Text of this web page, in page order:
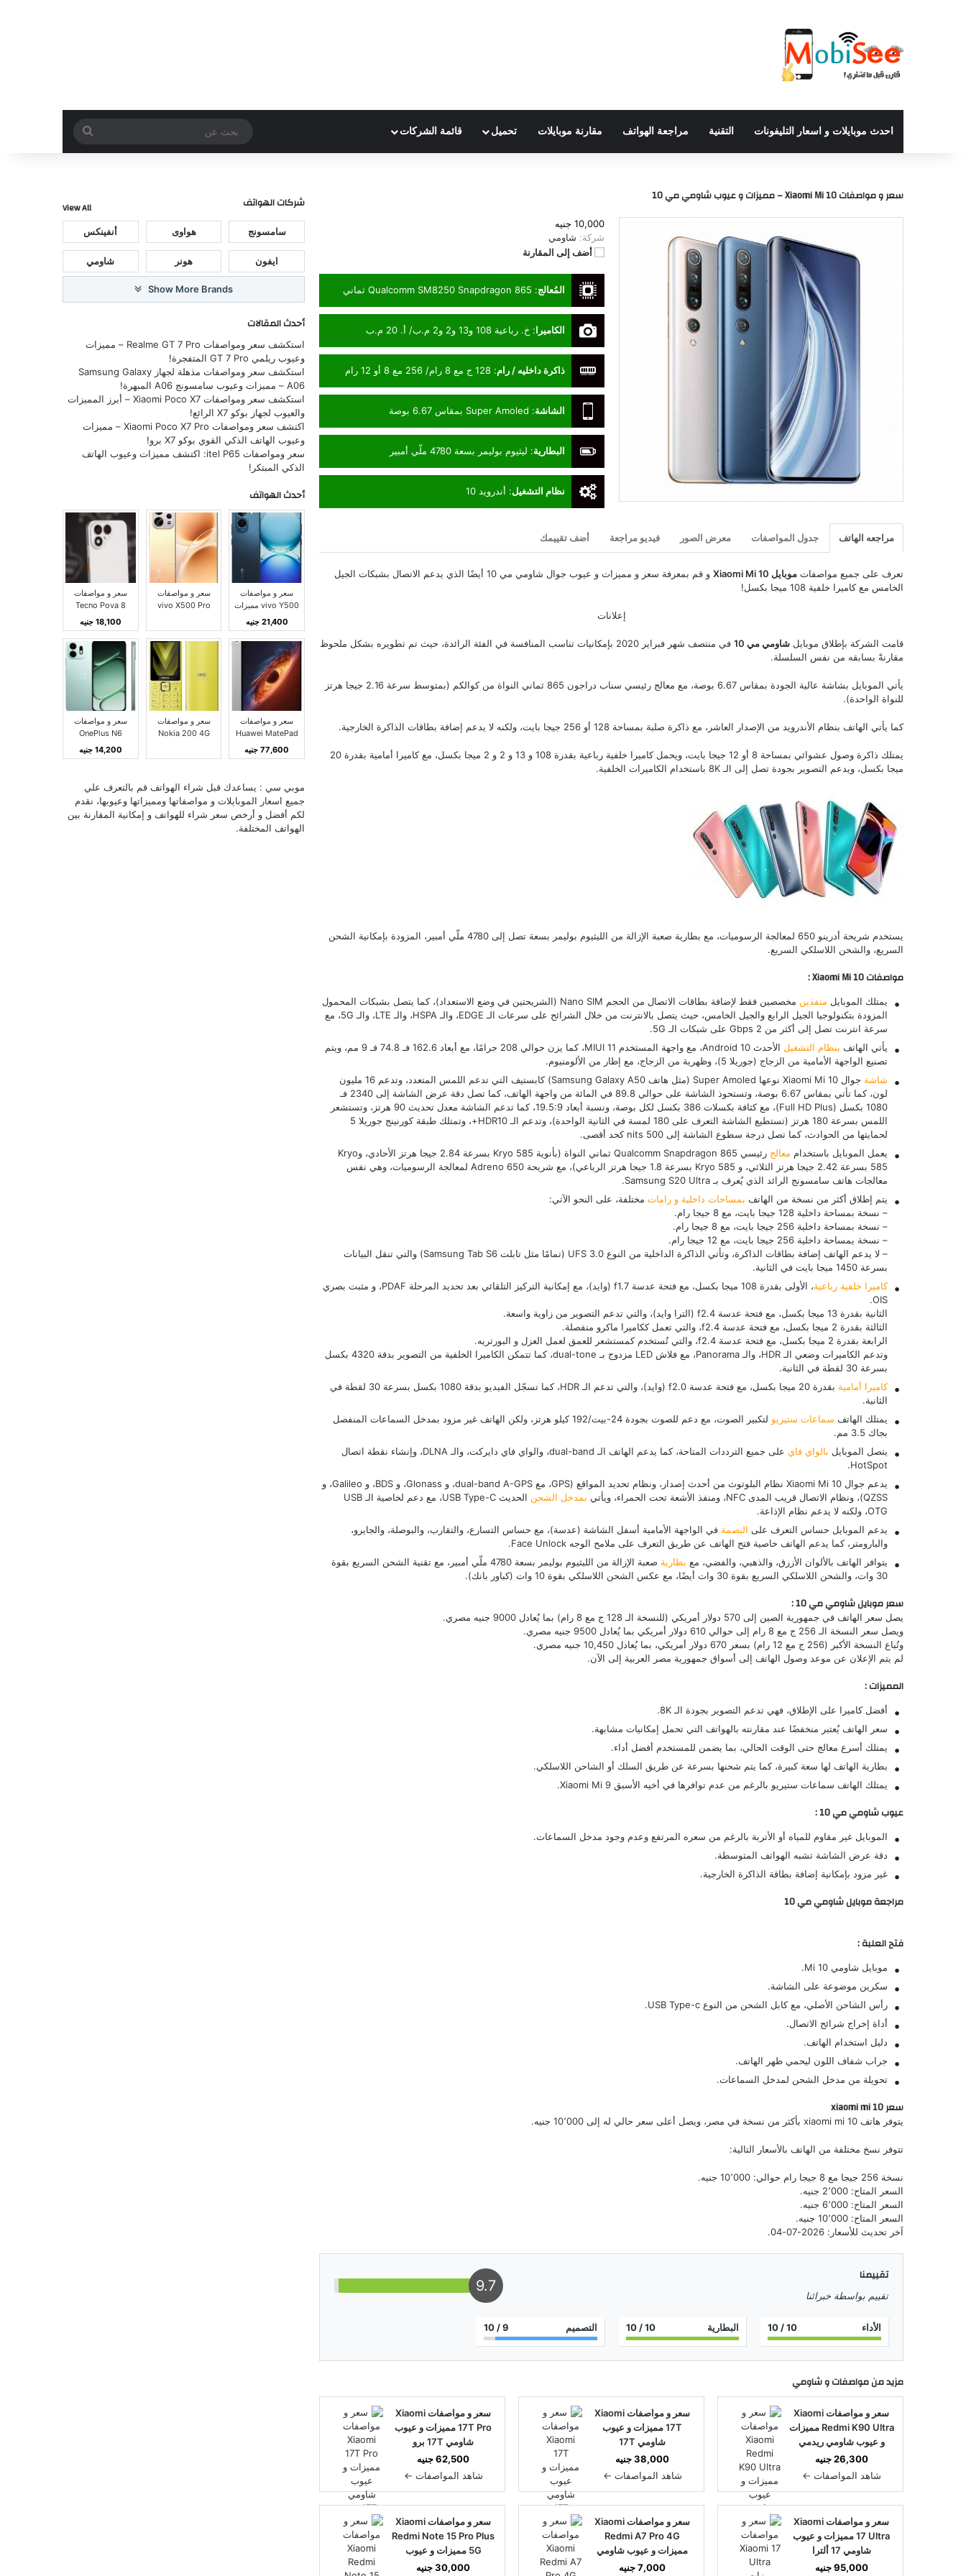
احدث موبايلات و اسعار التليفونات التقنية مراجعة الهواتف مقارنة موبايلات تحميل قائمة الشركات
بحث
عن
سعر و مواصفات Xiaomi Mi 10 – مميزات و عيوب شاومي مي 10
10,000 جنيه
شركة: شاومي
أضف إلى المقارنة
المُعالج:
Qualcomm SM8250 Snapdragon 865 ثماني
الكاميرا: خ. رباعية 108 و13 و2 و2 م.ب/ أ. 20 م.ب
ذاكرة داخليه / رام:128 ج مع 8 رام/ 256 مع 8 أو 12 رام
الشاشة: Super Amoled بمقاس 6.67 بوصة
البطارية: ليثيوم بوليمر بسعة 4780 ملّي أمبير
نظام التشغيل: أندرويد 10
مراجعه الهاتف جدول المواصفات معرض الصور فيديو مراجعة أضف تقييمك
تعرف على جميع مواصفات موبايل Xiaomi Mi 10
و قم بمعرفة سعر و مميزات و عيوب جوال شاومي مي 10 أيضًا الذي يدعم الاتصال بشبكات الجيل
الخامس مع كاميرا خلفية 108 ميجا بكسل!
إعلانات
قامت الشركة بإطلاق موبايل شاومي مي 10
في منتصف شهر فبراير 2020 بإمكانيات تناسب المنافسة في الفئة الرائدة، حيث تم تطويره بشكل ملحوظ
مقارنةً بسابقه من نفس السلسلة.
يأتي الموبايل بشاشة عالية الجودة بمقاس 6.67 بوصة، مع معالج رئيسي سناب دراجون 865 ثماني النواة من كوالكم (بمتوسط سرعة 2.16 جيجا هرتز
للنواة الواحدة).
كما يأتي الهاتف بنظام الأندرويد من الإصدار العاشر، مع ذاكرة صلبة بمساحة 128 أو 256 جيجا بايت، ولكنه لا يدعم إضافة بطاقات الذاكرة الخارجية.
يمتلك ذاكرة وصول عشوائي بمساحة 8 أو 12 جيجا بايت، ويحمل كاميرا خلفية رباعية بقدرة 108 و 13 و 2 و 2 ميجا بكسل، مع كاميرا أمامية بقدرة 20
ميجا بكسل، ويدعم التصوير بجودة تصل إلى الـ 8K باستخدام الكاميرات الخلفية.
يستخدم شريحة أدرينو 650 لمعالجة الرسوميات، مع بطارية صعبة الإزالة من الليثيوم بوليمر بسعة تصل إلى 4780 ملّي أمبير، المزودة بإمكانية الشحن
السريع، والشحن اللاسلكي السريع.
مواصفات Xiaomi Mi 10 :
يمتلك الموبايل منفذين
مخصصين فقط لإضافة بطاقات الاتصال من الحجم Nano SIM (الشريحتين في وضع الاستعداد)، كما يتصل بشبكات المحمول
المزودة بتكنولوجيا الجيل الرابع والجيل الخامس، حيث يتصل بالانترنت من خلال الشرائح على سرعات الـ EDGE، والـ HSPA، والـ LTE، والـ 5G، مع
سرعة انترنت تصل إلى أكثر من 2 Gbps على شبكات الـ 5G.
يأتي الهاتف بنظام التشغيل
الأحدث Android 10، مع واجهة المستخدم MIUI 11، كما يزن حوالي 208 جرامًا، مع أبعاد 162.6 فـ 74.8 فـ 9 مم، ويتم
تصنيع الواجهة الأمامية من الزجاج (جوريلا 5)، وظهرية من الزجاج، مع إطار من الألومنيوم.
شاشة جوال Xiaomi Mi 10 نوعها Super Amoled (مثل هاتف Samsung Galaxy A50
) كابستيف التي تدعم اللمس المتعدد، وتدعم 16 مليون
لون، كما تأتي بمقاس 6.67 بوصة، وتستحوذ الشاشة على حوالي 89.8 في المائة من واجهة الهاتف، كما تصل دقة عرض الشاشة إلى 2340 فـ
1080 بكسل (Full HD Plus)، مع كثافة بكسلات 386 بكسل لكل بوصة، ونسبة أبعاد 19.5:9، كما تدعم الشاشة معدل تحديث 90 هرتز، وتستشعر
اللمس بسرعة 180 هرتز (تستطيع الشاشة التعرف على 180 لمسة في الثانية الواحدة)، وتدعم الـ HDR10+، وتمتلك طبقة كورنينج جوريلا 5
لحمايتها من الحوادث، كما تصل درجة سطوع الشاشة إلى 500 nits كحد أقصى.
يعمل الموبايل باستخدام معالج
رئيسي Qualcomm Snapdragon 865 ثماني النواة (بأنوية Kryo 585 بسرعة 2.84 جيجا هرتز الأحادي، وKryo
585 بسرعة 2.42 جيجا هرتز الثلاثي، و Kryo 585 بسرعة 1.8 جيجا هرتز الرباعي)، مع شريحة Adreno 650 لمعالجة الرسوميات، وهي نفس
معالجات هاتف سامسونج الرائد الذي يُعرف بـSamsung S20 Ultra
.
يتم إطلاق أكثر من نسخة من الهاتف بمساحات داخلية و رامات مختلفة، على النحو الآتي:
– نسخة بمساحة داخلية 128 جيجا بايت، مع 8 جيجا رام.
– نسخة بمساحة داخلية 256 جيجا بايت، مع 8 جيجا رام.
– نسخة بمساحة داخلية 256 جيجا بايت، مع 12 جيجا رام.
– لا يدعم الهاتف إضافة بطاقات الذاكرة، وتأتي الذاكرة الداخلية من النوع UFS 3.0 (تمامًا مثل تابلت
Samsung Tab S6) والتي تنقل البيانات
بسرعة 1450 ميجا بايت في الثانية.
كاميرا خلفية رباعية
، الأولى بقدرة 108 ميجا بكسل، مع فتحة عدسة f1.7 (وايد)، مع إمكانية التركيز التلقائي بعد تحديد المرحلة PDAF، و مثبت بصري
OIS.
الثانية بقدرة 13 ميجا بكسل، مع فتحة عدسة f2.4 (الترا وايد)، والتي تدعم التصوير من زاوية واسعة.
الثالثة بقدرة 2 ميجا بكسل، مع فتحة عدسة f2.4، والتي تعمل ككاميرا ماكرو منفصلة.
الرابعة بقدرة 2 ميجا بكسل، مع فتحة عدسة f2.4، والتي تُستخدم كمستشعر للعمق لعمل العزل و البورتريه.
وتدعم الكاميرات وضعي الـ HDR، والـ Panorama، مع فلاش LED مزدوج بـ dual-tone، كما تتمكن الكاميرا الخلفية من التصوير بدقة 4320 بكسل
بسرعة 30 لقطة في الثانية.
كاميرا أمامية
بقدرة 20 ميجا بكسل، مع فتحة عدسة f2.0 (وايد)، والتي تدعم الـ HDR، كما تسجّل الفيديو بدقة 1080 بكسل بسرعة 30 لقطة في
الثانية.
يمتلك الهاتف سماعات ستيريو
لتكبير الصوت، مع دعم للصوت بجودة 24-بيت/192 كيلو هرتز، ولكن الهاتف غير مزود بمدخل السماعات المنفصل
بجاك 3.5 مم.
يتصل الموبايل بالواي فاي
على جميع الترددات المتاحة، كما يدعم الهاتف الـ dual-band، والواي فاي دايركت، والـ DLNA، وإنشاء نقطة اتصال
HotSpot.
يدعم جوال Xiaomi Mi 10 نظام البلوتوث من أحدث إصدار، ونظام تحديد المواقع (GPS، مع dual-band A-GPS، و Glonass، و BDS، و Galileo، و
QZSS)، ونظام الاتصال قريب المدى NFC، ومنفذ الأشعة تحت الحمراء، ويأتي
بمدخل الشحن
الحديث USB Type-C، مع دعم لخاصية الـ USB
OTG، ولكنه لا يدعم نظام الإذاعة.
يدعم الموبايل حساس التعرف على البصمة في الواجهة الأمامية أسفل الشاشة (عدسة)، مع حساس التسارع، والتقارب، والبوصلة، والجايرو،
والبارومتر، كما يدعم الهاتف خاصية فتح الهاتف عن طريق التعرف على ملامح الوجه Face Unlock.
يتوافر الهاتف بالألوان الأزرق، والذهبي، والفضي، مع بطارية
صعبة الإزالة من الليثيوم بوليمر بسعة 4780 ملّي أمبير، مع تقنية الشحن السريع بقوة
30 وات، والشحن اللاسلكي السريع بقوة 30 وات أيضًا، مع عكس الشحن اللاسلكي بقوة 10 وات (كباور بانك).
سعر موبايل شاومي مي 10 :
يصل سعر الهاتف في جمهورية الصين إلى 570 دولار أمريكي (للنسخة الـ 128 ج مع 8 رام) بما يُعادل 9000 جنيه مصري.
ويصل سعر النسخة الـ 256 ج مع 8 رام إلى حوالي 610 دولار أمريكي بما يُعادل 9500 جنيه مصري.
وتُباع النسخة الأكبر (256 ج مع 12 رام) بسعر 670 دولار أمريكي، بما يُعادل 10,450 جنيه مصري.
لم يتم الإعلان عن موعد وصول الهاتف إلى أسواق جمهورية مصر العربية إلى الآن.
المميزات :
أفضل كاميرا على الإطلاق، فهي تدعم التصوير بجودة الـ 8K.
سعر الهاتف يُعتبر منخفضًا عند مقارنته بالهواتف التي تحمل إمكانيات مشابهة.
يمتلك أسرع معالج حتى الوقت الحالي، بما يضمن للمستخدم أفضل أداء.
بطارية الهاتف لها سعة كبيرة، كما يتم شحنها بسرعة عن طريق السلك أو الشاحن اللاسلكي.
يمتلك الهاتف سماعات ستيريو بالرغم من عدم توافرها في أخيه الأسبق Xiaomi Mi 9
.
عيوب شاومي مي 10 :
الموبايل غير مقاوم للمياه أو الأتربة بالرغم من سعره المرتفع وعدم وجود مدخل السماعات.
دقة عرض الشاشة تشبه الهواتف المتوسطة.
غير مزود بإمكانية إضافة بطاقة الذاكرة الخارجية.
مراجعة موبايل شاومي مي 10
فتح العلبة :
موبايل شاومي Mi 10.
سكرين موضوعة على الشاشة.
رأس الشاحن الأصلي، مع كابل الشحن من النوع USB Type-c.
أداة إخراج شرائح الاتصال.
دليل استخدام الهاتف.
جراب شفاف اللون ليحمي ظهر الهاتف.
تحويلة من مدخل الشحن لمدخل السماعات.
سعر xiaomi mi 10
يتوفر هاتف xiaomi mi 10 بأكثر من نسخة في مصر، ويصل أعلى سعر حالي له إلى 10٬000 جنيه.
تتوفر نسخ مختلفة من الهاتف بالأسعار التالية:
نسخة 256 جيجا مع 8 جيجا رام حوالي: 10٬000 جنيه.
السعر المتاح: 2٬000 جنيه.
السعر المتاح: 6٬000 جنيه.
السعر المتاح: 10٬000 جنيه.
آخر تحديث للأسعار: 2026-07-04.
تقييمنا
تقييم بواسطة خبرائنا
9.7
الأداء 10
/ 10 البطارية 10
/ 10 التصميم 9
/ 10
مزيد من مواصفات وشاومي
سعر و مواصفات Xiaomi
Redmi K90 Ultra مميزات
و عيوب شاومي ريدمي
K90 ألترا
26,300 جنيه
شاهد المواصفات ←
سعر و مواصفات Xiaomi
17T مميزات و عيوب
شاومي 17T
38,000 جنيه
شاهد المواصفات ←
سعر و مواصفات Xiaomi
17T Pro مميزات و عيوب
شاومي 17T برو
62,500 جنيه
شاهد المواصفات ←
سعر و مواصفات Xiaomi
17 Ultra مميزات و عيوب
شاومي 17 ألترا
95,000 جنيه
سعر و مواصفات Xiaomi
Redmi A7 Pro 4G
مميزات و عيوب شاومي
ريدمي A7 برو 4G
7,000 جنيه
سعر و مواصفات Xiaomi
Redmi Note 15 Pro Plus
5G مميزات و عيوب
30,000 جنيه
شركات الهواتف View All
سامسونج هواوى أنفينكس
ايفون هونر شاومي
Show More Brands
أحدث المقالات
استكشف سعر ومواصفات Realme GT 7 Pro – مميزات
وعيوب ريلمي GT 7 Pro المتفجرة!
استكشف سعر ومواصفات مذهلة لجهاز Samsung Galaxy
A06 – مميزات وعيوب سامسونج A06 المبهرة!
استكشف سعر ومواصفات Xiaomi Poco X7 – أبرز المميزات
والعيوب لجهاز بوكو X7 الرائع!
اكتشف سعر ومواصفات Xiaomi Poco X7 Pro – مميزات
وعيوب الهاتف الذكي القوي بوكو X7 برو!
سعر ومواصفات itel P65: اكتشف مميزات وعيوب الهاتف
الذكي المبتكر!
أحدث الهواتف
سعر و مواصفات
vivo Y500 مميزات
و عيوب فيفو Y500
21,400 جنيه
سعر و مواصفات
vivo X500 Pro
عيوب فيفو X500
برو ماكس
سعر و مواصفات
Tecno Pova 8
مميزات و عيوب تكنو
بوفا 8
18,100 جنيه
سعر و مواصفات
Huawei MatePad
Pro Max مميزات و
عيوب هواوي
77,600 جنيه
سعر و مواصفات
Nokia 200 4G
نوكيا 200 4G
سعر و مواصفات
OnePlus N6
مميزات و عيوب ون
بلس N6
14,200 جنيه
موبي سي : يساعدك قبل شراء الهواتف قم بالتعرف علي
جميع اسعار الموبايلات و مواصفاتها ومميزاتها وعيوبها، نقدم
لكم أفضل و أرخص سعر شراء للهواتف و إمكانية المقارنة بين
الهواتف المختلفة.